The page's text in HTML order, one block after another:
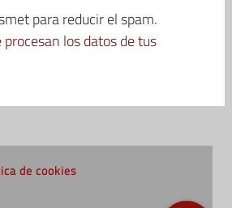
para reducir el spam.
los datos de tus
de cookies